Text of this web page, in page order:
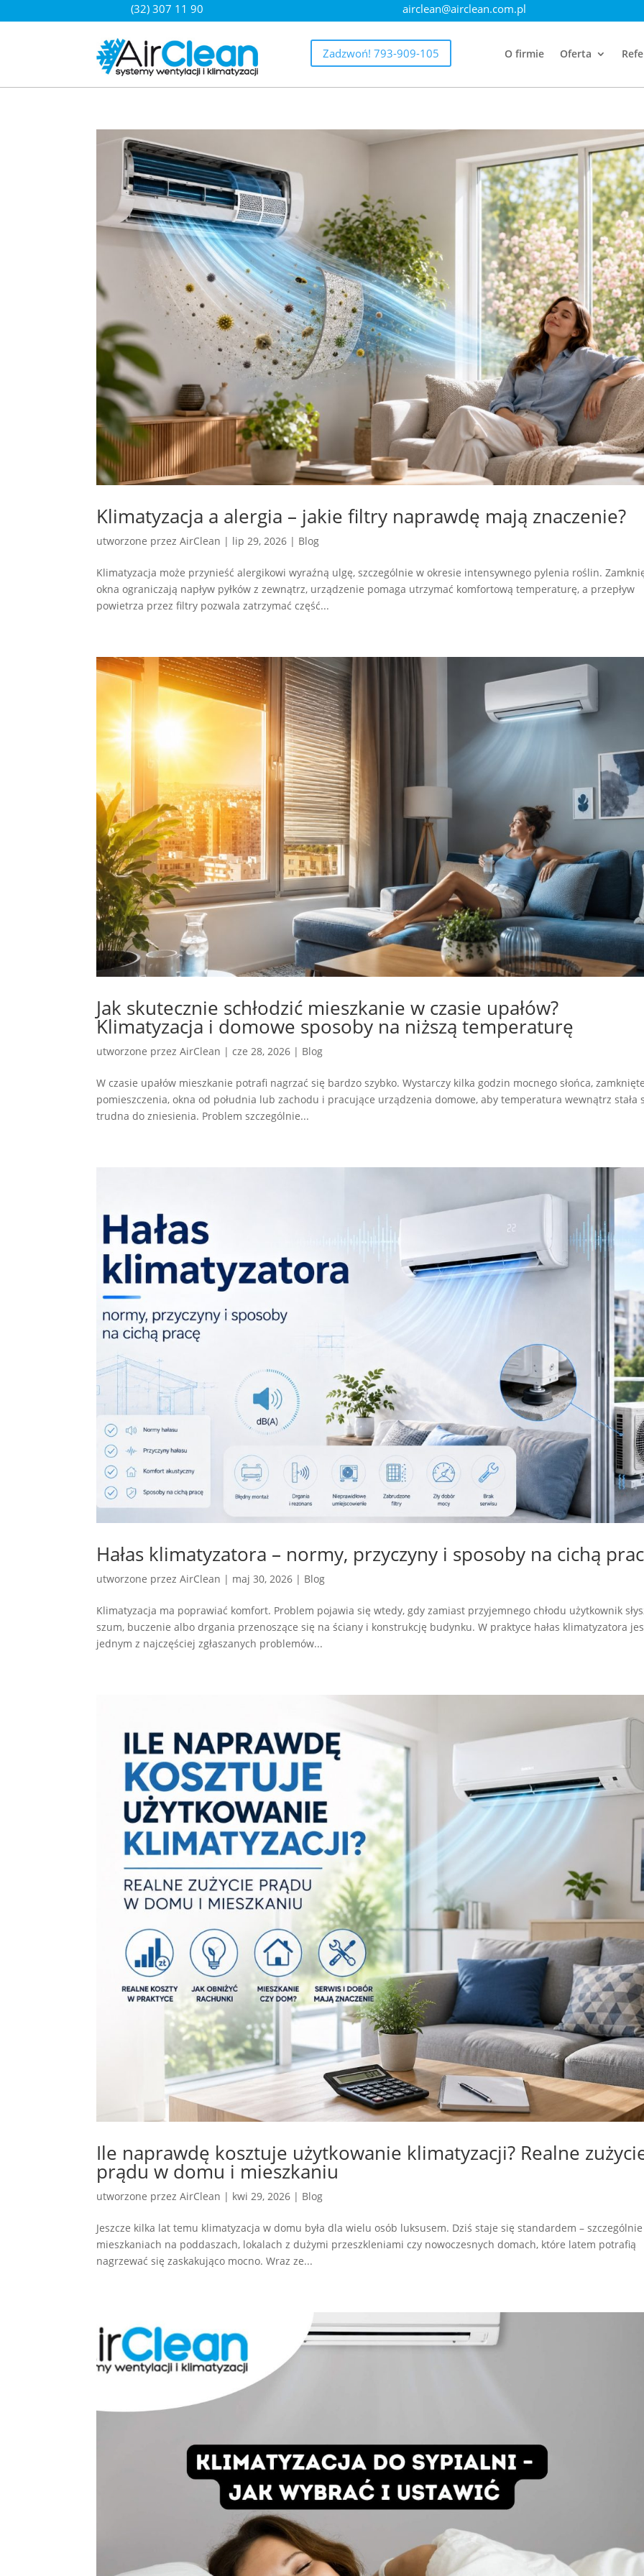
(32) 307 11 90 airclean@airclean.com.pl
Zadzwoń! 793-909-105 O firmie Oferta
Klimatyzacja a alergia – jakie filtry naprawdę mają znaczenie?
utworzone przezAirClean | lip 29, 2026 | Blog
Klimatyzacja może przynieść alergikowi wyraźną ulgę, szczególnie w okresie intensywnego pylenia roślin.
okna ograniczają napływ pyłków z zewnątrz, urządzenie pomaga utrzymać komfortową temperaturę, a przepływ
powietrza przez filtry pozwala zatrzymać część...
Jak skutecznie schłodzić mieszkanie w czasie upałów?
Klimatyzacja i domowe sposoby na niższą temperaturę
utworzone przezAirClean |cze 28, 2026 | Blog
W czasie upałów mieszkanie potrafi nagrzać się bardzo szybko. Wystarczy kilka godzin mocnego słońca,
pomieszczenia, okna od południa lub zachodu i pracujące urządzenia domowe, aby temperatura wewnątrz stała
trudna do zniesienia. Problem szczególnie...
Hałas klimatyzatora – normy, przyczyny i sposoby na cichą
utworzone przezAirClean | maj 30, 2026 | Blog
Klimatyzacja ma poprawiać komfort. Problem pojawia się wtedy, gdy zamiast przyjemnego chłodu użytkownik
szum, buczenie albo drgania przenoszące się na ściany i konstrukcję budynku. W praktyce hałas klimatyzatora
jednym z najczęściej zgłaszanych problemów...
Ile naprawdę kosztuje użytkowanie klimatyzacji? Realne
prądu w domu i mieszkaniu
utworzone przezAirClean | kwi 29, 2026 | Blog
Jeszcze kilka lat temu klimatyzacja w domu była dla wielu osób luksusem. Dziś staje się standardem –
mieszkaniach na poddaszach, lokalach z dużymi przeszkleniami czy nowoczesnych domach, które latem potrafią
nagrzewać się zaskakująco mocno. Wraz ze...